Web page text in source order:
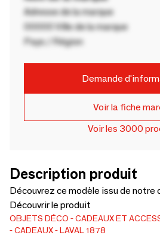
Adresse de la marque
00000 Ville de la marque
Pays / Région
Demande
Voir la fiche
Voir les 3000
Description produit
Découvrez ce modèle issu de notre
Découvrir le produit
OBJETS DÉCO
CADEAUX ET
CADEAUX
LAVAL 1878